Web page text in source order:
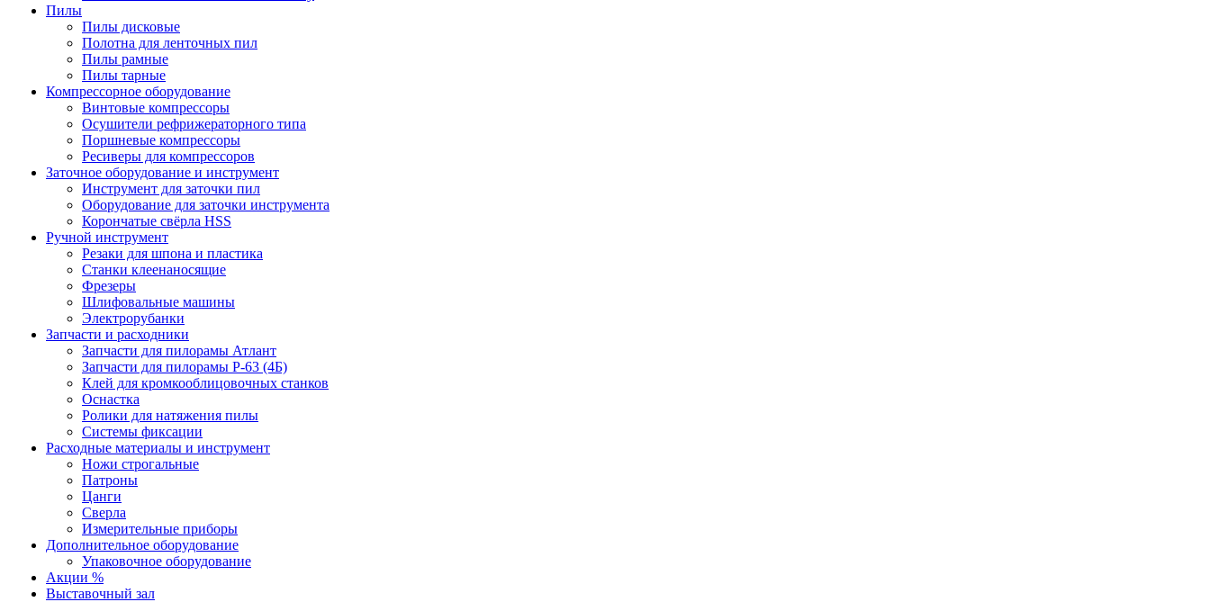
Пилы
Пилы дисковые
Полотна для ленточных пил
Пилы рамные
Пилы тарные
Компрессорное оборудование
Винтовые компрессоры
Осушители рефрижераторного типа
Поршневые компрессоры
Ресиверы для компрессоров
Заточное оборудование и инструмент
Инструмент для заточки пил
Оборудование для заточки инструмента
Корончатые свёрла HSS
Ручной инструмент
Резаки для шпона и пластика
Станки клеенаносящие
Фрезеры
Шлифовальные машины
Электрорубанки
Запчасти и расходники
Запчасти для пилорамы Атлант
Запчасти для пилорамы Р-63 (4Б)
Клей для кромкооблицовочных станков
Оснастка
Ролики для натяжения пилы
Системы фиксации
Расходные материалы и инструмент
Ножи строгальные
Патроны
Цанги
Сверла
Измерительные приборы
Дополнительное оборудование
Упаковочное оборудование
Акции %
Выставочный зал